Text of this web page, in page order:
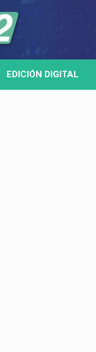
EDICIÓN DIGITAL